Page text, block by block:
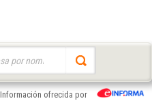
Información ofrecida por